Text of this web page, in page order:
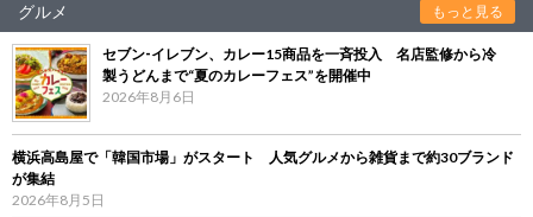
グルメ もっと見る
セブン‐イレブン、カレー15商品を一斉投入 名店監修から冷
製うどんまで“夏のカレーフェス”を開催中
2026年8月6日
横浜高島屋で「韓国市場」がスタート 人気グルメから雑貨まで約30ブランド
が集結
2026年8月5日